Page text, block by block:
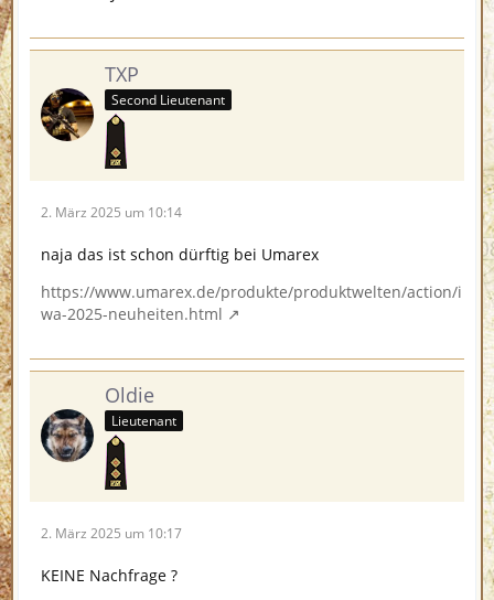
TXP
Second Lieutenant
2. März 2025 um 10:14
naja das ist schon dürftig bei Umarex
https://www.umarex.de/produkte/produktwelten/action/i
wa-2025-neuheiten.html
Oldie
Lieutenant
2. März 2025 um 10:17
KEINE Nachfrage ?